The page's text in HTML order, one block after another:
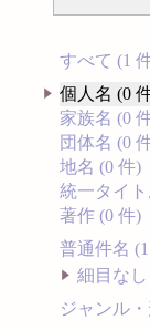
すべて (1
個人名 (0
家族名 (0
団体名 (0
地名 (0 件)
統一タイ
著作 (0 件)
普通件名
細目な
ジャンル